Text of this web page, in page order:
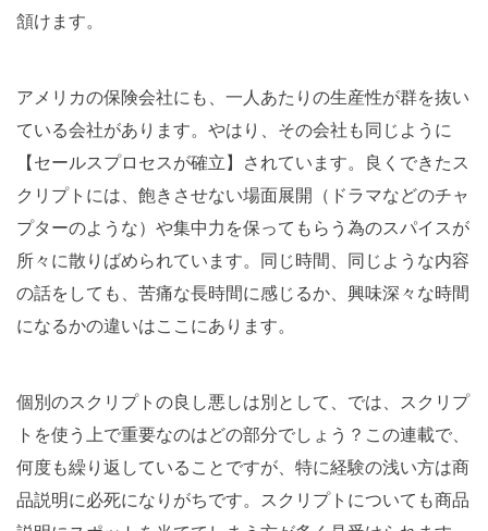
頷けます。
アメリカの保険会社にも、一人あたりの生産性が群を抜い
ている会社があります。やはり、その会社も同じように
【セールスプロセスが確立】されています。良くできたス
クリプトには、飽きさせない場面展開（ドラマなどのチャ
プターのような）や集中力を保ってもらう為のスパイスが
所々に散りばめられています。同じ時間、同じような内容
の話をしても、苦痛な長時間に感じるか、興味深々な時間
になるかの違いはここにあります。
個別のスクリプトの良し悪しは別として、では、スクリプ
トを使う上で重要なのはどの部分でしょう？この連載で、
何度も繰り返していることですが、特に経験の浅い方は商
品説明に必死になりがちです。スクリプトについても商品